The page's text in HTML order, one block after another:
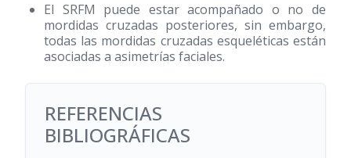
El SRFM puede estar acompañado o no de
mordidas cruzadas posteriores, sin embargo,
todas las mordidas cruzadas esqueléticas están
asociadas a asimetrías faciales.
REFERENCIAS
BIBLIOGRÁFICAS